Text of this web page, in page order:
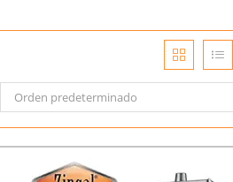
Orden predeterminado